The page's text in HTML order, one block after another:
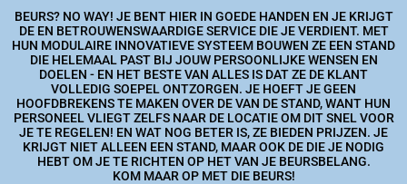
BEURS? NO WAY! JE BENT HIER IN GOEDE HANDEN EN JE KRIJGT
DE EN BETROUWENSWAARDIGE SERVICE DIE JE VERDIENT. MET
HUN MODULAIRE INNOVATIEVE SYSTEEM BOUWEN ZE EEN STAND
DIE HELEMAAL PAST BIJ JOUW PERSOONLIJKE WENSEN EN
DOELEN - EN HET BESTE VAN ALLES IS DAT ZE DE KLANT
VOLLEDIG SOEPEL ONTZORGEN. JE HOEFT JE GEEN
HOOFDBREKENS TE MAKEN OVER DE VAN DE STAND, WANT HUN
PERSONEEL VLIEGT ZELFS NAAR DE LOCATIE OM DIT SNEL VOOR
JE TE REGELEN! EN WAT NOG BETER IS, ZE BIEDEN PRIJZEN. JE
KRIJGT NIET ALLEEN EEN STAND, MAAR OOK DE DIE JE NODIG
HEBT OM JE TE RICHTEN OP HET VAN JE BEURSBELANG.
KOM MAAR OP MET DIE BEURS!